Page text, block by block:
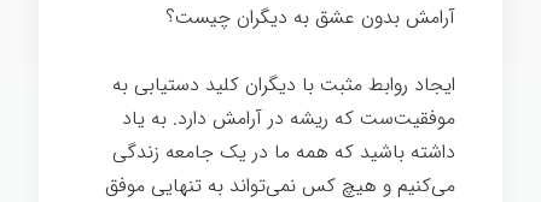
آرامش بدون عشق به دیگران چیست؟
ایجاد روابط مثبت با دیگران کلید دستیابی به
موفقیت‌ست که ریشه در آرامش دارد. به یاد
داشته باشید که همه ما در یک جامعه زندگی
می‌کنیم و هیچ کس نمی‌تواند به تنهایی موفق